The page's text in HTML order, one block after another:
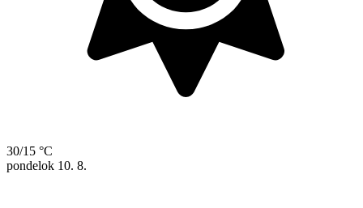
30/15 °C
pondelok 10. 8.